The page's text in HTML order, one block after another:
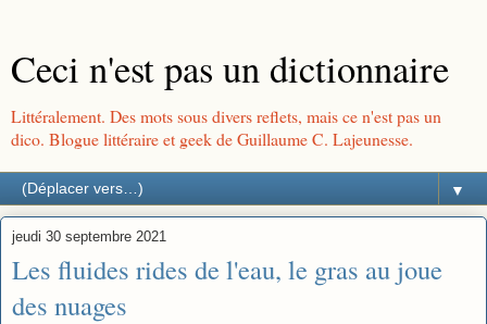
Ceci n'est pas un dictionnaire
Littéralement. Des mots sous divers reflets, mais ce n'est pas un
dico. Blogue littéraire et geek de Guillaume C. Lajeunesse.
▼
jeudi 30 septembre 2021
Les fluides rides de l'eau, le gras au joue
des nuages